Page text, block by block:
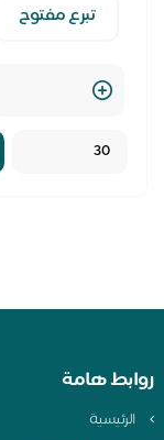
تبرع مفتوح
Quantity
هامة